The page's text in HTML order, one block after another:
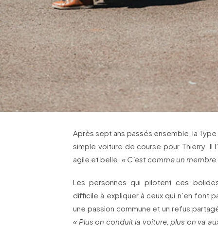
Après sept ans passés ensemble, la
simple voiture de course pour Thierry. Il
agile et belle. « C’est comme un
Les personnes qui pilotent ces
difficile à expliquer à ceux qui n’en font
une passion commune et un refus
« Plus on conduit la voiture, plus on va